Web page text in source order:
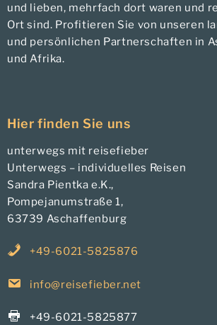
und lieben, mehrfach dort waren und
Ort sind. Profitieren Sie von unseren
und persönlichen Partnerschaften in
und Afrika.
Hier finden Sie uns
unterwegs mit reisefieber
Unterwegs – individuelles Reisen
Sandra Pientka e.K.,
Pompejanumstraße 1,
63739 Aschaffenburg
+49-6021-5825876
info@reisefieber.net
+49-6021-5825877